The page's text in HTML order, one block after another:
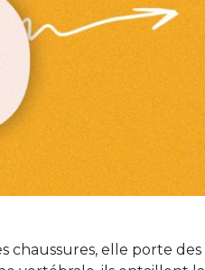
chaussures, elle porte des